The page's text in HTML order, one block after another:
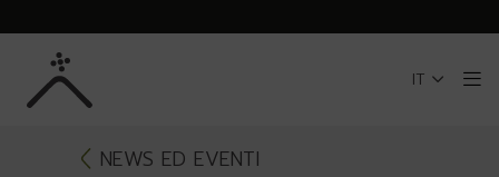
IT
NEWS ED EVENTI